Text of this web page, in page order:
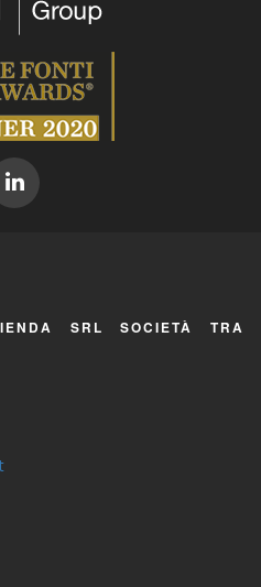
SRL SOCIETÀ TRA